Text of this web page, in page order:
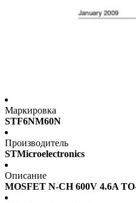
Маркировка
STF6NM60N
Производитель
STMicroelectronics
Описание
MOSFET N-CH 600V 4.6A